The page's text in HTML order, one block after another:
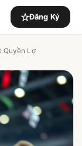
Đăng Ký
Quyền Lợ